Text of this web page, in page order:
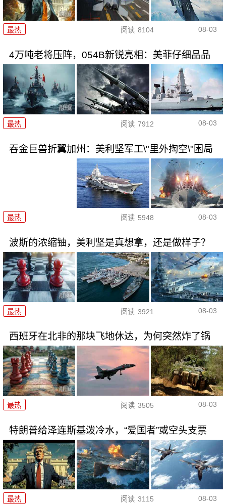
最热 阅读 8104 08-03
4万吨老将压阵，054B新锐亮相：美菲仔细品品
最热 阅读 7912 08-03
吞金巨兽折翼加州：美利坚军工\"里外掏空\"困局
最热 阅读 5948 08-03
波斯的浓缩铀，美利坚是真想拿，还是做样子？
最热 阅读 3921 08-03
西班牙在北非的那块飞地休达，为何突然炸了锅
最热 阅读 3505 08-03
特朗普给泽连斯基泼冷水，“爱国者”或空头支票
最热 阅读 3115 08-03